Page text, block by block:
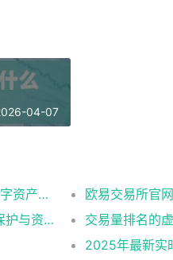
04-07
OK交易所APP极速版:闪电交易速度的数字资产平台​
欧易交易所安全设置怎么做？官网账户保护与资产防盗完整教程